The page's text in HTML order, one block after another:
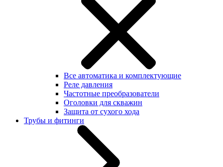
Все автоматика и комплектующие
Реле давления
Частотные преобразователи
Оголовки для скважин
Защита от сухого хода
Трубы и фитинги